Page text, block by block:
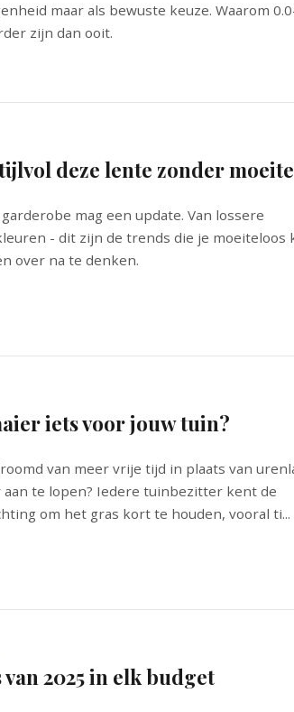
maar als bewuste keuze. Waarom
zijn dan ooit.
deze lente zonder moeite
mag een update. Van lossere
- dit zijn de trends die je moeiteloos
over na te denken.
iets voor jouw tuin?
van meer vrije tijd in plaats van
aan te lopen? Iedere tuinbezitter kent de
om het gras kort te houden, vooral ti...
van 2025 in elk budget